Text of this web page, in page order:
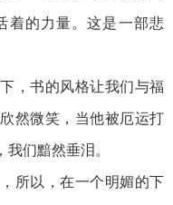
着的力量。这是一部悲
，书的风格让我们与福
然微笑，当他被厄运打
们黯然垂泪。
所以，在一个明媚的下